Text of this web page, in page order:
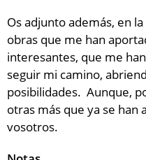
Os adjunto además, en
obras que me han
interesantes, que me
seguir mi camino,
posibilidades. Aunque,
otras más que ya se han
vosotros.